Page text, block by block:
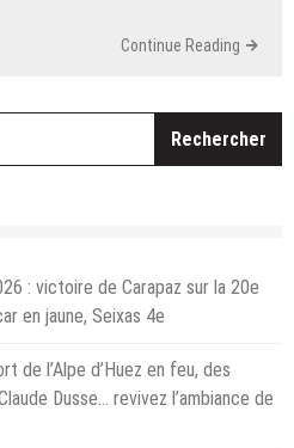
Continue Reading
: victoire de Carapaz sur la 20e
en jaune, Seixas 4e
de l’Alpe d’Huez en feu, des
Dusse… revivez l’ambiance de